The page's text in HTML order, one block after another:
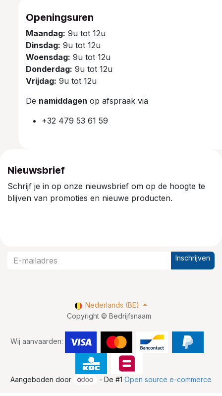
Openingsuren
Maandag: 9u tot 12u
Dinsdag: 9u tot 12u
Woensdag: 9u tot 12u
Donderdag: 9u tot 12u
Vrijdag: 9u tot 12u
De namiddagen op afspraak via
+32 479 53 61 59
Nieuwsbrief
Schrijf je in op onze nieuwsbrief om op de hoogte te
blijven van promoties en nieuwe producten.
Inschrijven
Copyright © Bedrijfsnaam
Wij aanvaarden:
Nederlands (BE)
Aangeboden door - De #1Open source e-commerce